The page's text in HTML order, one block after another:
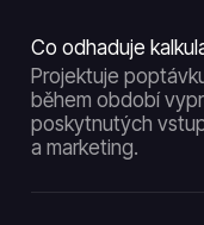
Co odhaduje
Projektuje
během období
poskytnutých
a marketing.